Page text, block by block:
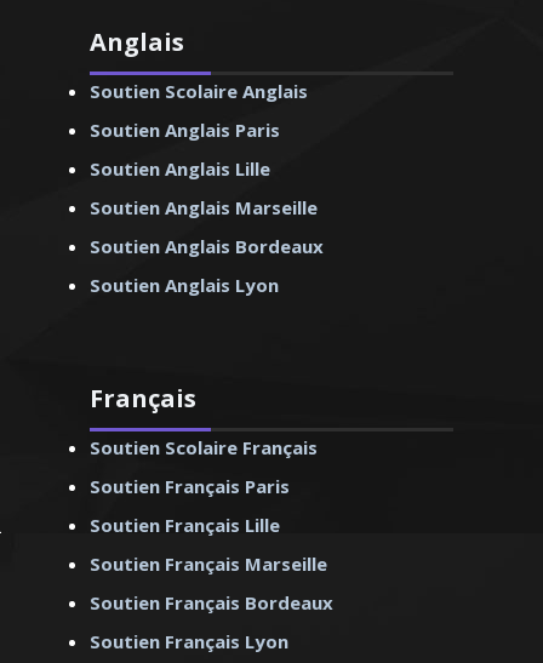
Anglais
Soutien Scolaire Anglais
Soutien Anglais Paris
Soutien Anglais Lille
Soutien Anglais Marseille
Soutien Anglais Bordeaux
Soutien Anglais Lyon
Français
Soutien Scolaire Français
Soutien Français Paris
Soutien Français Lille
Soutien Français Marseille
Soutien Français Bordeaux
Soutien Français Lyon